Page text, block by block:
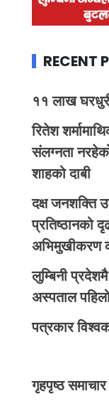
RECENT
११ लाख
रितेश
संलग्नता
शाहको दाबी
दक्ष जनशक्ति
प्रतिष्ठानको
अभिमुखीकरण
लुम्बिनी
अस्पताल
पत्रकार
गृहपृष्ठ समाचार